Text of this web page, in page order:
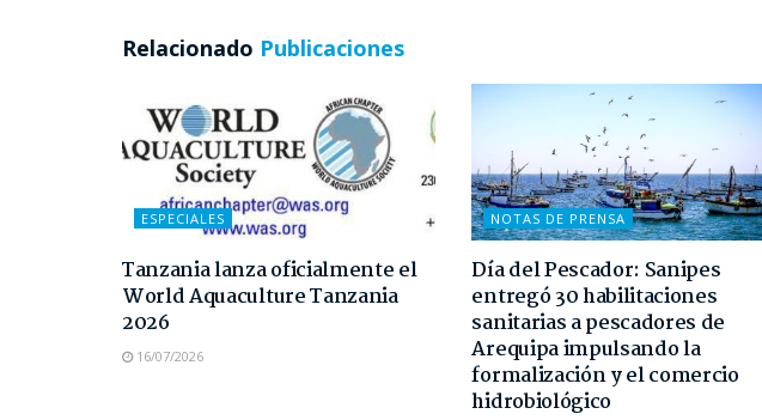
Relacionado Publicaciones
ESPECIALES
Tanzania lanza oficialmente el
World Aquaculture Tanzania
2026
16/07/2026
NOTAS DE PRENSA
Día del Pescador: Sanipes
entregó 30 habilitaciones
sanitarias a pescadores de
Arequipa impulsando la
formalización y el comercio
hidrobiológico